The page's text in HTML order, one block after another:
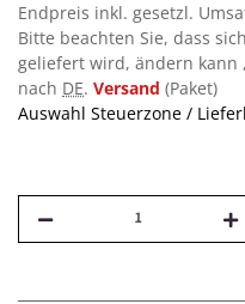
Endpreis inkl. gesetzl.
Bitte beachten Sie, dass
geliefert wird, ändern kann
nach DE. Versand (Paket)
Auswahl Steuerzone /